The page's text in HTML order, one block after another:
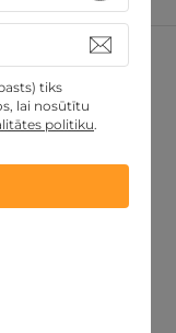
2 naktīm
tiks
lai nosūtītu
politiku.